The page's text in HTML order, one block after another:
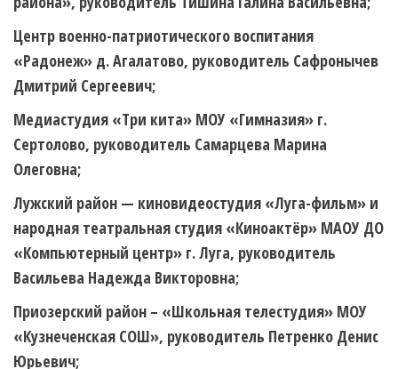
Центр военно-патриотического воспитания
«Радонеж» д. Агалатово, руководитель Сафронычев
Дмитрий Сергеевич;
Медиастудия «Три кита» МОУ «Гимназия» г.
Сертолово, руководитель Самарцева Марина
Олеговна;
Лужский район — киновидеостудия «Луга-фильм» и
народная театральная студия «Киноактёр» МАОУ ДО
«Компьютерный центр» г. Луга, руководитель
Васильева Надежда Викторовна;
Приозерский район – «Школьная телестудия» МОУ
«Кузнеченская СОШ», руководитель Петренко Денис
Юрьевич;